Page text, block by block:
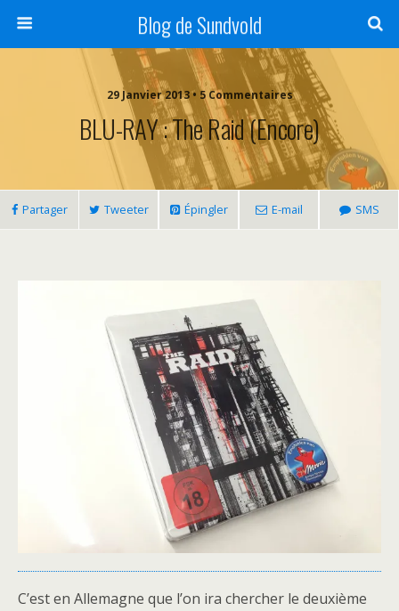
Blog de Sundvold
29 Janvier 2013 • 5 Commentaires
BLU-RAY : The Raid (encore)
Partager Tweeter Épingler E-mail SMS
C’est en Allemagne que l’on ira chercher le deuxième